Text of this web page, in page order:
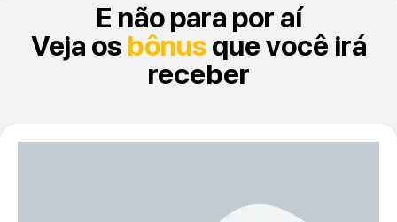
E não para por aí
Veja os bônusque você irá
receber